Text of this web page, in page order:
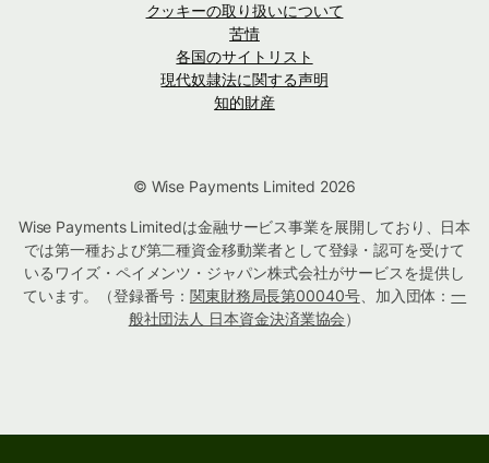
クッキーの取り扱いについて
苦情
各国のサイトリスト
現代奴隷法に関する声明
知的財産
© Wise Payments Limited 2026
Wise Payments Limitedは金融サービス事業を展開しており、日本
では第一種および第二種資金移動業者として登録・認可を受けて
いるワイズ・ペイメンツ・ジャパン株式会社がサービスを提供し
ています。（登録番号： 関東財務局長第00040号、加入団体：一
般社団法人 日本資金決済業協会）